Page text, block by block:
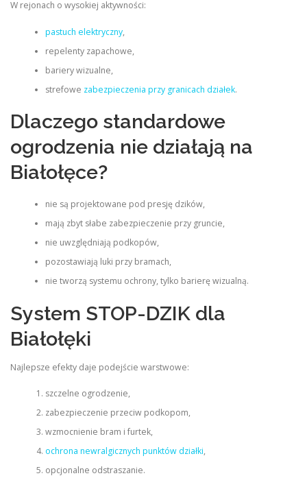
W rejonach o wysokiej aktywności:
pastuch elektryczny,
repelenty zapachowe,
bariery wizualne,
strefowe zabezpieczenia przy granicach działek.
Dlaczego standardowe
ogrodzenia nie działają na
Białołęce?
nie są projektowane pod presję dzików,
mają zbyt słabe zabezpieczenie przy gruncie,
nie uwzględniają podkopów,
pozostawiają luki przy bramach,
nie tworzą systemu ochrony, tylko barierę wizualną.
System STOP-DZIK dla
Białołęki
Najlepsze efekty daje podejście warstwowe:
szczelne ogrodzenie,
zabezpieczenie przeciw podkopom,
wzmocnienie bram i furtek,
ochrona newralgicznych punktów działki,
opcjonalne odstraszanie.